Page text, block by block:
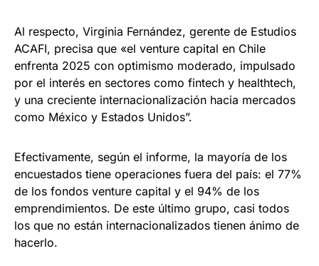
Al respecto, Virginia Fernández, gerente de Estudios
ACAFI, precisa que «el venture capital en Chile
enfrenta 2025 con optimismo moderado, impulsado
por el interés en sectores como fintech y healthtech,
y una creciente internacionalización hacia mercados
como México y Estados Unidos”.
Efectivamente, según el informe, la mayoría de los
encuestados tiene operaciones fuera del país: el 77%
de los fondos venture capital y el 94% de los
emprendimientos. De este último grupo, casi todos
los que no están internacionalizados tienen ánimo de
hacerlo.